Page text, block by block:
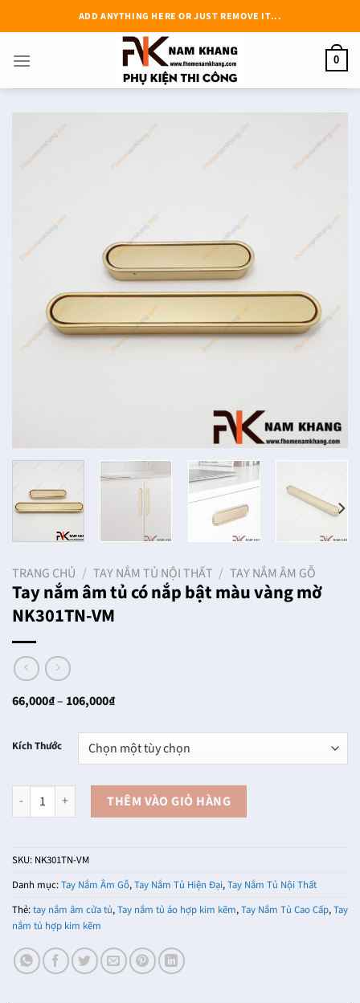
đến
dung
ADD ANYTHING HERE OR JUST REMOVE IT...
0
TRANG CHỦ / TAY NẮM TỦ NỘI THẤT / TAY NẮM ÂM GỖ
Tay nắm âm tủ có nắp bật màu vàng mờ
NK301TN-VM
66,000₫– 106,000₫Khoảng
66,000₫
đến
106,000₫
Kích Thước
Tay nắm âm tủ có nắp bật màu vàng mờ NK301TN-VM số lượng
THÊM VÀO GIỎ HÀNG
SKU: NK301TN-VM
Danh mục:Tay Nắm Âm Gỗ,Tay Nắm Tủ Hiện Đại,Tay Nắm Tủ Nội Thất
Thẻ:tay nắm âm cửa tủ,Tay nắm tủ áo hợp kim kẽm,Tay Nắm Tủ Cao Cấp,Tay
nắm tủ hợp kim kẽm